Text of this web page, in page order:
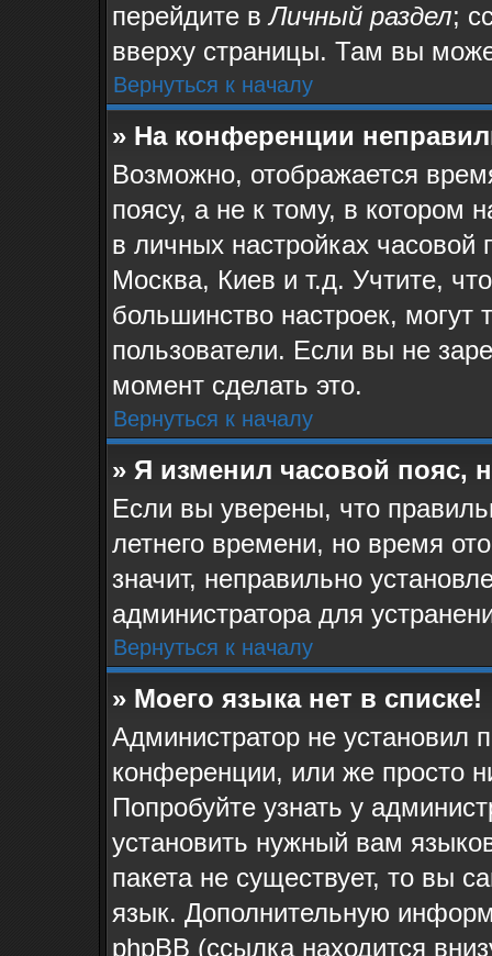
перейдите вЛичный раздел;
вверху страницы. Там вы
Вернуться к началу
» На конференции
Возможно, отображается
поясу, а не к тому, в котором
в личных настройках часовой
Москва, Киев и т.д. Учтите,
большинство настроек, могут
пользователи. Если вы не
момент сделать это.
Вернуться к началу
» Я изменил часовой пояс,
Если вы уверены, что
летнего времени, но время
значит, неправильно
администратора для
Вернуться к началу
» Моего языка нет в списке!
Администратор не установил
конференции, или же просто
Попробуйте узнать у
установить нужный вам
пакета не существует, то вы
язык. Дополнительную
phpBB (ссылка находится